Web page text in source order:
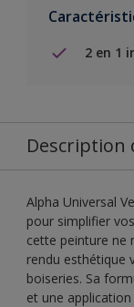
2 en 1
Alpha Universal
pour simplifier
cette peinture ne
rendu esthétique
boiseries. Sa
et une application